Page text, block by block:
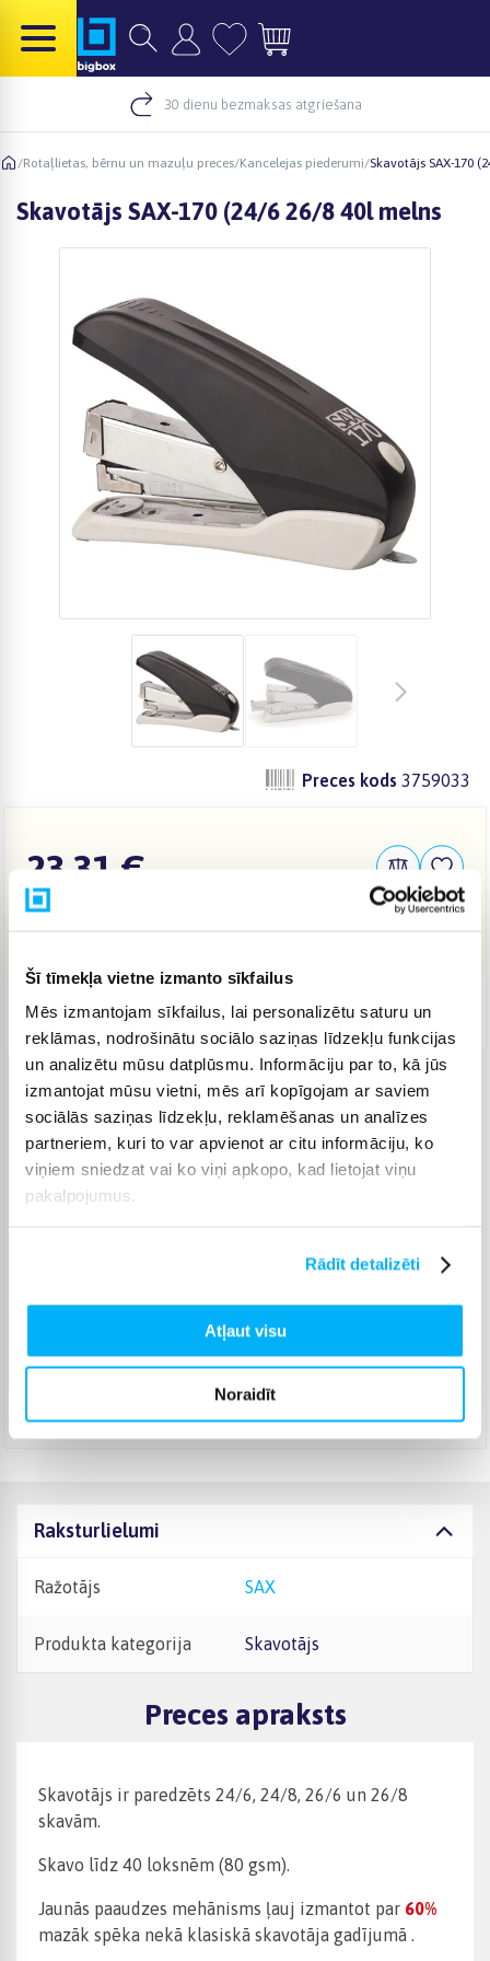
Šī tīmekļa vietne izmanto sīkfailus
Mēs izmantojam sīkfailus, lai personalizētu saturu un
reklāmas, nodrošinātu sociālo saziņas līdzekļu funkcijas
un analizētu mūsu datplūsmu. Informāciju par to, kā jūs
izmantojat mūsu vietni, mēs arī kopīgojam ar saviem
sociālās saziņas līdzekļu, reklamēšanas un analīzes
partneriem, kuri to var apvienot ar citu informāciju, ko
viņiem sniedzat vai ko viņi apkopo, kad lietojat viņu
pakalpojumus.
Rādīt detalizēti
Atļaut visu
Noraidīt
30 dienu bezmaksas atgriešana
/Rotaļlietas, bērnu un mazuļu preces/Kancelejas piederumi/Skavotājs SAX-170
Skavotājs SAX-170 (24/6 26/8 40l melns
Preces kods 3759033
23,31 €
Piegāde: 1-7 d.d.
Venipak pakomāts (2,99 €)
Augusts 8d. - Augusts 17d.
Venipak Kurjers (4,99 €)
Apmaksā pilnu summu skaidrā naudā piegādes brīdī.
Augusts 10d. - Augusts 18d.
Augusts 8d. - Augusts 17d.
4,99 €)
Augusts 8d. - Augusts 17d.
Augusts 10d. - Augusts 18d.
Raksturlielumi
Ražotājs SAX
Produkta kategorija Skavotājs
Preces apraksts
Skavotājs ir paredzēts 24/6, 24/8, 26/6 un 26/8
skavām.
Skavo līdz 40 loksnēm (80 gsm).
Jaunās paaudzes mehānisms ļauj izmantot par 60%
mazāk spēka nekā klasiskā skavotāja gadījumā .